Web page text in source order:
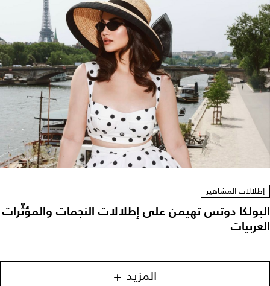
إطلالات المشاهير
البولكا دوتس تهيمن على إطلالات النجمات والمؤثّرات
العربيات
المزيد